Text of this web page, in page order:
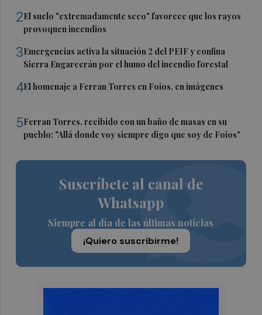
2El suelo "extremadamente seco" favorece que los rayos
provoquen incendios
3Emergencias activa la situación 2 del PEIF y confina
Sierra Engarcerán por el humo del incendio forestal
4El homenaje a Ferran Torres en Foios, en imágenes
5Ferran Torres, recibido con un baño de masas en su
pueblo: "Allá donde voy siempre digo que soy de Foios"
Suscríbete al canal de
Whatsapp
Siempre al día de las últimas noticias
¡Quiero suscribirme!